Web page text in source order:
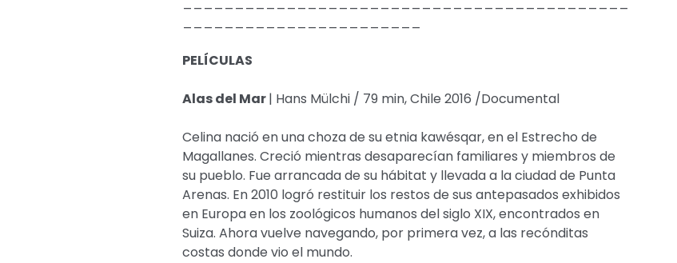
PELÍCULAS
Alas del Mar| Hans Mülchi / 79 min, Chile 2016 /Documental
Celina nació en una choza de su etnia kawésqar, en el Estrecho de
Magallanes. Creció mientras desaparecían familiares y miembros de
su pueblo. Fue arrancada de su hábitat y llevada a la ciudad de Punta
Arenas. En 2010 logró restituir los restos de sus antepasados exhibidos
en Europa en los zoológicos humanos del siglo XIX, encontrados en
Suiza. Ahora vuelve navegando, por primera vez, a las recónditas
costas donde vio el mundo.